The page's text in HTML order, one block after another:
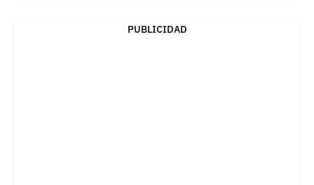
PUBLICIDAD